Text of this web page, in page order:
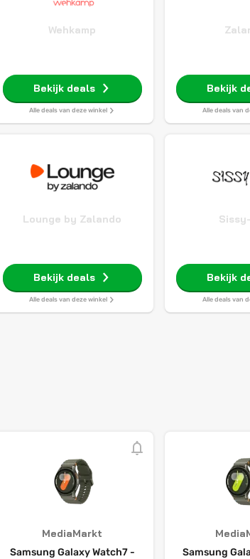
Wehkamp
Bekijk deals
Alle deals van deze winkel
Bekijk
Alle deals van
Lounge by Zalando
Bekijk deals
Alle deals van deze winkel
Bekijk
Alle deals van
MediaMarkt
Samsung Galaxy Watch7 -
Samsung